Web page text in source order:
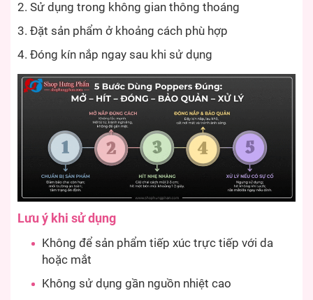
Sử dụng trong không gian thông thoáng
Đặt sản phẩm ở khoảng cách phù hợp
Đóng kín nắp ngay sau khi sử dụng
Lưu ý khi sử dụng
Không để sản phẩm tiếp xúc trực tiếp với da
hoặc mắt
Không sử dụng gần nguồn nhiệt cao